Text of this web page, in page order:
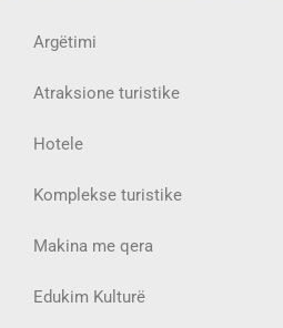
Argëtimi
Atraksione turistike
Hotele
Komplekse turistike
Makina me qera
Edukim Kulturë